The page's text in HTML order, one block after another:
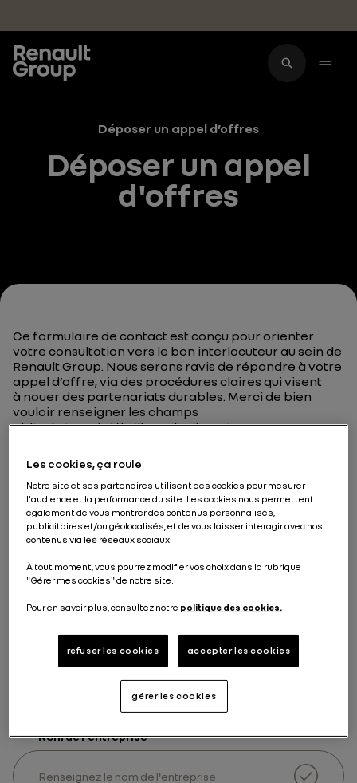
Déposer un appel d’offres
Déposer un appel
d'offres
Ce formulaire de contact est conçu pour orienter
votre consultation vers le bon interlocuteur au sein de
Renault Group. Nous serons ravis de répondre à votre
appel d’offre, via des procédures claires qui visent
à nouer des partenariats durables. Merci de bien
vouloir renseigner les champs
obligatoires et détailler votre besoin.
*Champs obligatoires
Nom*
E-mail
Nom de l'entreprise*
Les cookies, ça roule
Notre site et ses partenaires utilisent des cookies pour mesurer
l'audience et la performance du site. Les cookies nous permettent
également de vous montrer des contenus personnalisés,
publicitaires et/ou géolocalisés, et de vous laisser interagir avec nos
contenus via les réseaux sociaux.
À tout moment, vous pourrez modifier vos choix dans la rubrique
"Gérer mes cookies" de notre site.
Pour en savoir plus, consultez notre politique des cookies.
refuser les cookies accepter les cookies
gérer les cookies